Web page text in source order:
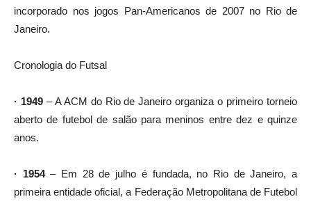
incorporado nos jogos Pan-Americanos de 2007 no Rio de
Janeiro.
Cronologia do Futsal
· 1949– A ACM do Rio de Janeiro organiza o primeiro torneio
aberto de futebol de salão para meninos entre dez e quinze
anos.
· 1954– Em 28 de julho é fundada, no Rio de Janeiro, a
primeira entidade oficial, a Federação Metropolitana de Futebol